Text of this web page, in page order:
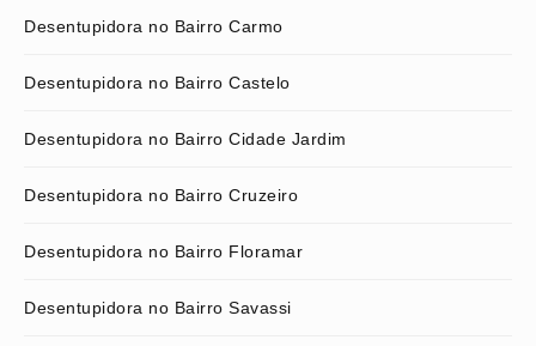
Desentupidora no Bairro Carmo
Desentupidora no Bairro Castelo
Desentupidora no Bairro Cidade Jardim
Desentupidora no Bairro Cruzeiro
Desentupidora no Bairro Floramar
Desentupidora no Bairro Savassi